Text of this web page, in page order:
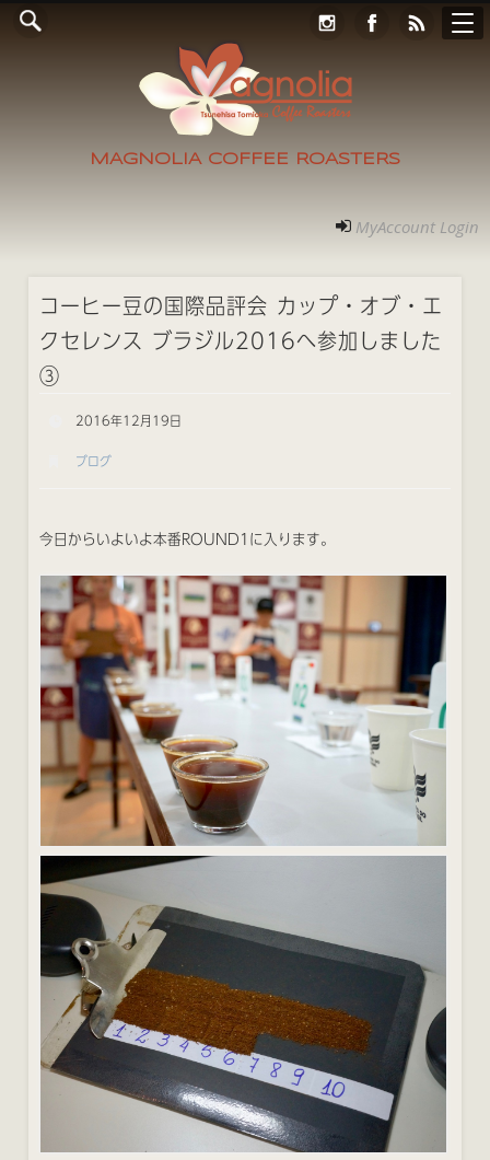
MAGNOLIA COFFEE ROASTERS
ホーム
ご案内
Online Store
フォト
アクセス
コンタクト
RECRUIT
MyAccount Login
MyAccount Login
コーヒー豆の国際品評会 カップ・オブ・エ
クセレンス ブラジル2016へ参加しました
③
2016年12月19日
ブログ
今日からいよいよ本番ROUND1に入ります。